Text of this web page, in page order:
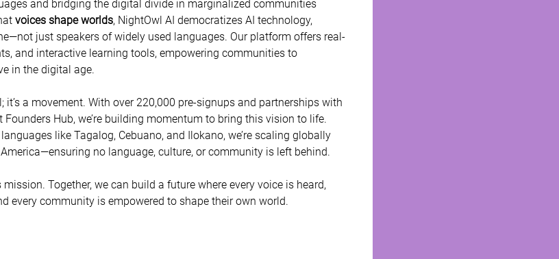
and bridging the digital divide in marginalized communities
voices shape worlds, NightOwl AI democratizes AI technology,
just speakers of widely used languages. Our platform offers real-
and interactive learning tools, empowering communities to
in the digital age.
it’s a movement. With over 220,000 pre-signups and partnerships with
Hub, we’re building momentum to bring this vision to life.
like Tagalog, Cebuano, and Ilokano, we’re scaling globally
no language, culture, or community is left behind.
Together, we can build a future where every voice is heard,
every community is empowered to shape their own world.